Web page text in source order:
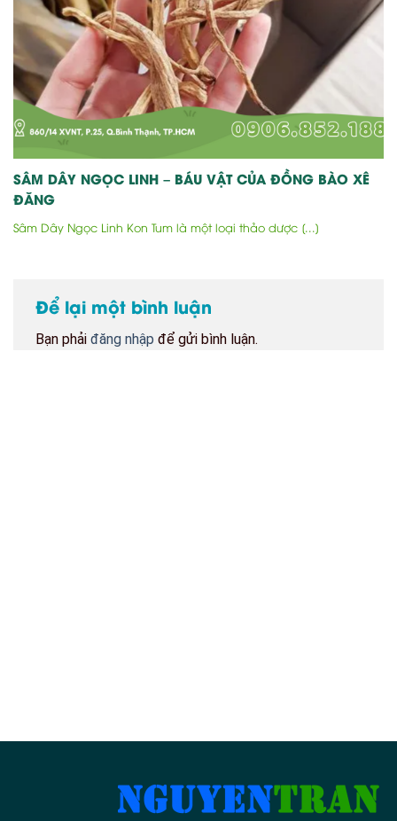
SÂM DÂY NGỌC LINH – BÁU VẬT CỦA ĐỒNG BÀO XÊ
ĐĂNG
Sâm Dây Ngọc Linh Kon Tum là một loại thảo dược [...]
Để lại một bình luận
Bạn phải đăng nhập để gửi bình luận.